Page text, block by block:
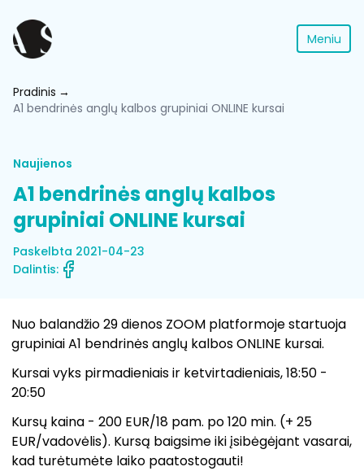
Meniu
Pradinis
A1 bendrinės anglų kalbos grupiniai ONLINE kursai
Naujienos
A1 bendrinės anglų kalbos
grupiniai ONLINE kursai
Paskelbta 2021-04-23
Dalintis:
Nuo balandžio 29 dienos ZOOM platformoje startuoja
grupiniai A1 bendrinės anglų kalbos ONLINE kursai.
Kursai vyks pirmadieniais ir ketvirtadieniais, 18:50 -
20:50
Kursų kaina - 200 EUR/18 pam. po 120 min. (+ 25
EUR/vadovėlis). Kursą baigsime iki įsibėgėjant vasarai,
kad turėtumėte laiko paatostogauti!